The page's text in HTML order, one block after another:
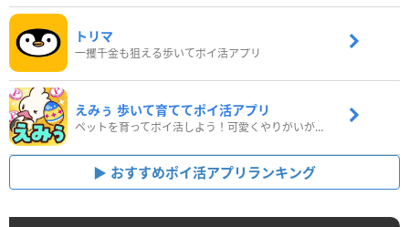
トリマ
一攫千金も狙える歩いてポイ活アプリ
えみぅ 歩いて育ててポイ活アプリ
ペットを育ってポイ活しよう！可愛くやりがいがある新感覚アプリ
おすすめポイ活アプリランキング